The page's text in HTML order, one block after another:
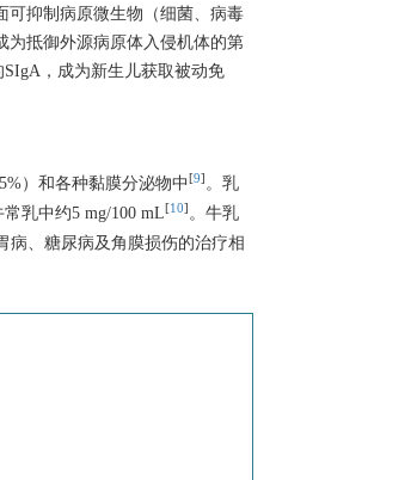
可抑制病原微生物（细菌、病毒
为抵御外源病原体入侵机体的第
，成为新生儿获取被动免
）和各种黏膜分泌物中 [9] 。乳
乳中约5 mg/100 mL[10] 。牛乳
病、糖尿病及角膜损伤的治疗相